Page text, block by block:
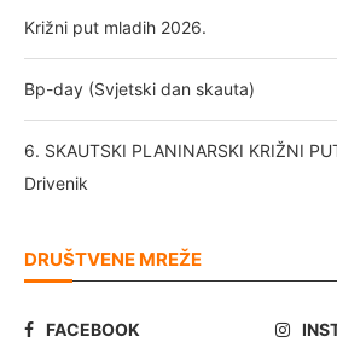
Križni put mladih 2026.
Bp-day (Svjetski dan skauta)
6. SKAUTSKI PLANINARSKI KRIŽNI
Drivenik
DRUŠTVENE MREŽE
FACEBOOK